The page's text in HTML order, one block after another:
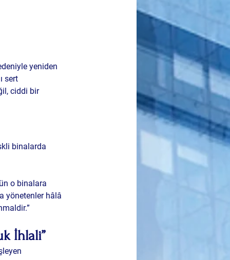
yeniden
sert
ciddi bir
binalarda
o binalara
yönetenler hâlâ
İhlali”